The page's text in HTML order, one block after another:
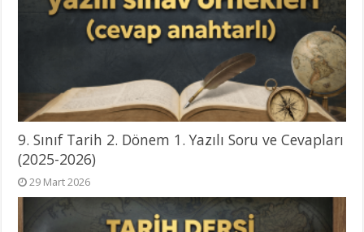
9. Sınıf Tarih 2. Dönem 1. Yazılı Soru ve Cevapları
(2025-2026)
29 Mart 2026